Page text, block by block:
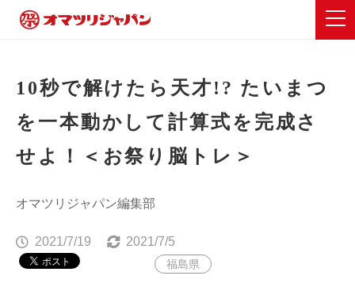
10秒で解けたら天才!? たいまつ
を一本動かして計算式を完成さ
せよ！＜お祭り脳トレ＞
オマツリジャパン編集部
2021/7/19 2021/7/5
福島県